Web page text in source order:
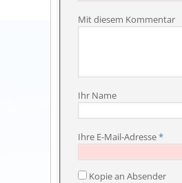
Mit diesem Kommentar
Ihr Name
Ihre E-Mail-Adresse*
Kopie an Absender